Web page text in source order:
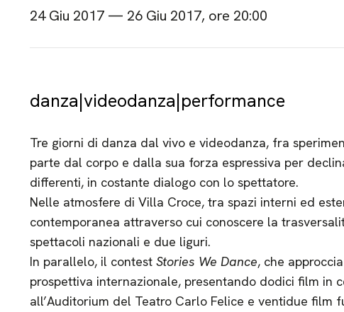
24 Giu 2017 — 26 Giu 2017, ore 20:00
danza|videodanza|performance
Tre giorni di danza dal vivo e videodanza, fra
parte dal corpo e dalla sua forza espressiva per
differenti, in costante dialogo con lo spettatore.
Nelle atmosfere di Villa Croce, tra spazi interni ed
contemporanea attraverso cui conoscere la
spettacoli nazionali e due liguri.
In parallelo, il contest Stories We Dance, che
prospettiva internazionale, presentando dodici film in
all’Auditorium del Teatro Carlo Felice e ventidue film